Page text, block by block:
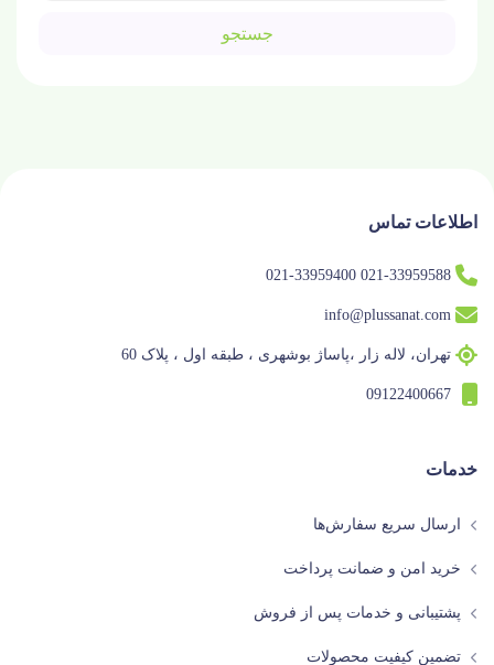
اطلاعات تماس
021-33959588 021-33959400
info@plussanat.com
تهران، لاله زار ،پاساژ بوشهری ، طبقه اول ، پلاک 60
09122400667
خدمات
ارسال سریع سفارش‌ها
خرید امن و ضمانت پرداخت
پشتیبانی و خدمات پس از فروش
تضمین کیفیت محصولات